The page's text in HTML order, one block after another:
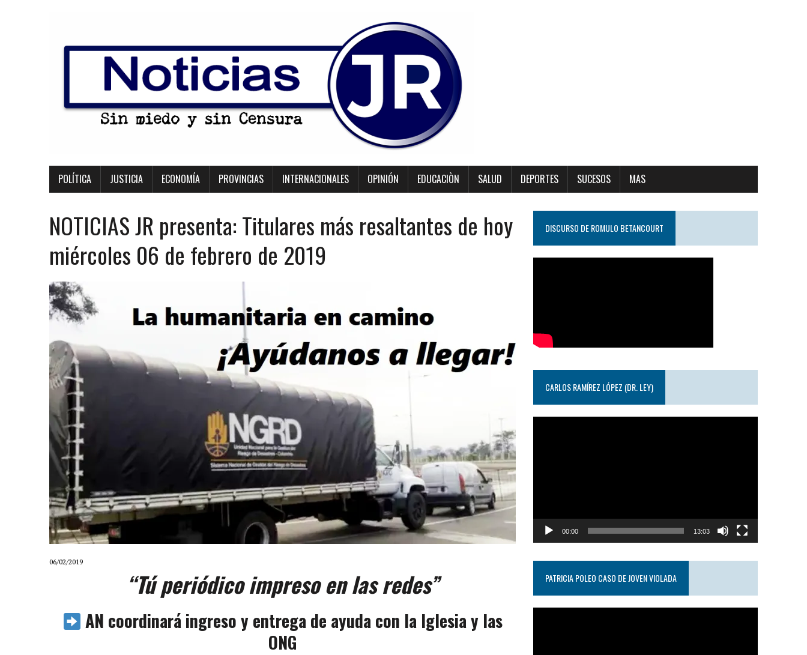
POLÍTICA JUSTICIA ECONOMÍA PROVINCIAS INTERNACIONALES OPINIÓN EDUCACIÒN SALUD DEPORTES SUCESOS MAS
NOTICIAS JR presenta: Titulares más resaltantes de hoy
miércoles 06 de febrero de 2019
06/02/2019
“Tú periódico impreso en las redes”
AN coordinará ingreso y entrega de ayuda con la Iglesia y las
ONG
DISCURSO DE ROMULO BETANCOURT
CARLOS RAMÍREZ LÓPEZ (DR. LEY)
00:00 13:03
PATRICIA POLEO CASO DE JOVEN VIOLADA